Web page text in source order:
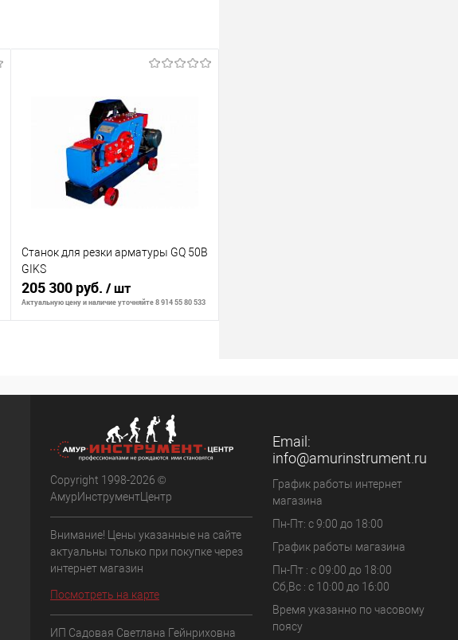
Станок для резки арматуры GQ 50В
GIKS
205 300 руб. / шт
Актуальную цену и наличие уточняйте 8 914 55 80 533
Недоступно
Copyright 1998-2026 ©
АмурИнструментЦентр
Внимание! Цены указанные на сайте
актуальны только при покупке через
интернет магазин
Посмотреть на карте
ИП Садовая Светлана Гейнриховна
Email:
info@amurinstrument.ru
График работы интернет
магазина
Пн-Пт: с 9:00 до 18:00
График работы магазина
Пн-Пт : с 09:00 до 18:00
Сб,Вс : c 10:00 до 16:00
Время указанно по часовому
поясу